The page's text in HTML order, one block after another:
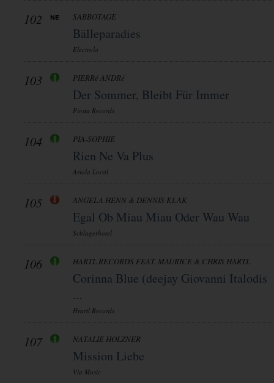
102 SABBOTAGE
Bälleparadies
Electrola
103 PIERRé ANDRé
Der Sommer, Bleibt Für Immer
Fiesta Records
104 PIA-SOPHIE
Rien Ne Va Plus
Ariola Local
105 ANGELA HENN & DENNIS KLAK
Egal Ob Miau Miau Oder Wau Wau
Schlagerhotel
106 HARTL RECORDS FEAT. MAURICE & CHRIS HARTL
Corinna Blue (deejay Giovanni Italodis
...
Hrartl Records
107 NATALIE HOLZNER
Mission Liebe
Via Music